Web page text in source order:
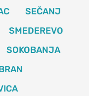
SEČANJ
SMEDEREVO
SOKOBANJA